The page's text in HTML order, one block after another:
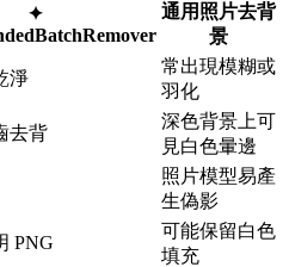
✦
BatchRemover
通用照片去背
景
淨
常出現模糊或
羽化
去背
深色背景上可
見白色暈邊
照片模型易產
生偽影
PNG
可能保留白色
填充